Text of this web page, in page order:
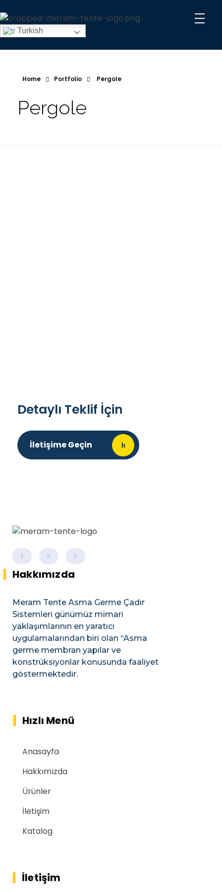
Meram Tente
Raylı, Kasetli Tente, Asma Germe, Yarasa Çadır, Şantiye Çadır, Konya Turkish
Home Portfolio Pergole
Pergole
Detaylı Teklif İçin
İletişime Geçin
Hakkımızda
Meram Tente Asma Germe Çadır
Sistemleri günümüz mimari
yaklaşımlarının en yaratıcı
uygulamalarından biri olan “Asma
germe membran yapılar ve
konstrüksiyonlar konusunda faaliyet
göstermektedir.
Hızlı Menü
Anasayfa
Hakkımızda
Ürünler
İletişim
Katalog
İletişim